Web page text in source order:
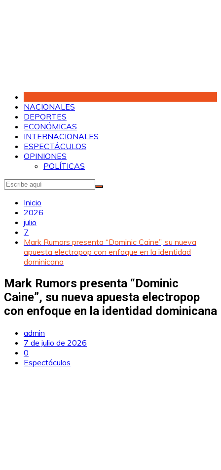
NACIONALES
DEPORTES
ECONÓMICAS
INTERNACIONALES
ESPECTÁCULOS
OPINIONES
POLÍTICAS
Inicio
2026
julio
7
Mark Rumors presenta “Dominic Caine”, su nueva
apuesta electropop con enfoque en la identidad
dominicana
Mark Rumors presenta “Dominic
Caine”, su nueva apuesta electropop
con enfoque en la identidad dominicana
admin
7 de julio de 2026
0
Espectáculos